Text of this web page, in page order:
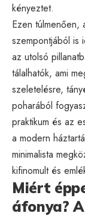
kényeztet.
Ezen túlmenően,
szempontjából is
az utolsó
tálalhatók, ami
szeletelésre,
poharából
praktikum és az
a modern
minimalista
kifinomult és
Miért
áfonya?